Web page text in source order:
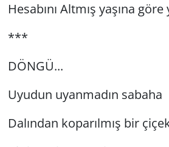
Hesabını Altmış yaşına
***
DÖNGÜ...
Uyudun uyanmadın sabaha
Dalından koparılmış bir